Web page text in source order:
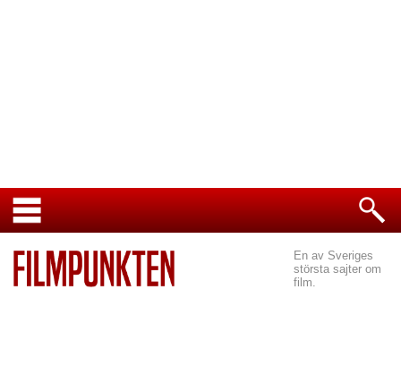
En av Sveriges
största sajter om
film.